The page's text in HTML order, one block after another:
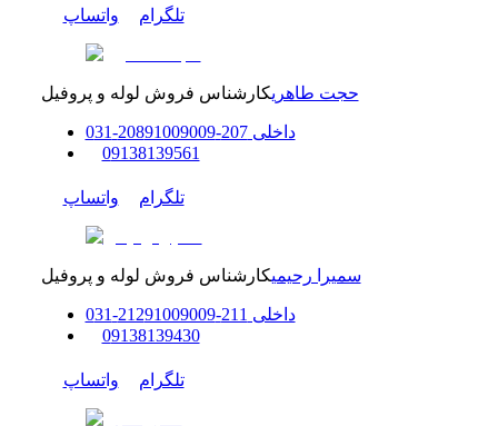
تلگرام واتساپ
حجت طاهریکارشناس فروش لوله و پروفیل
داخلی207-208
91009009
-
031
09138139561
تلگرام واتساپ
سمیرا رحیمیکارشناس فروش لوله و پروفیل
داخلی 211-212
91009009
-
031
09138139430
تلگرام واتساپ